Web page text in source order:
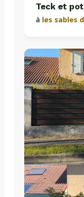
Teck et
plaques de
à les sables